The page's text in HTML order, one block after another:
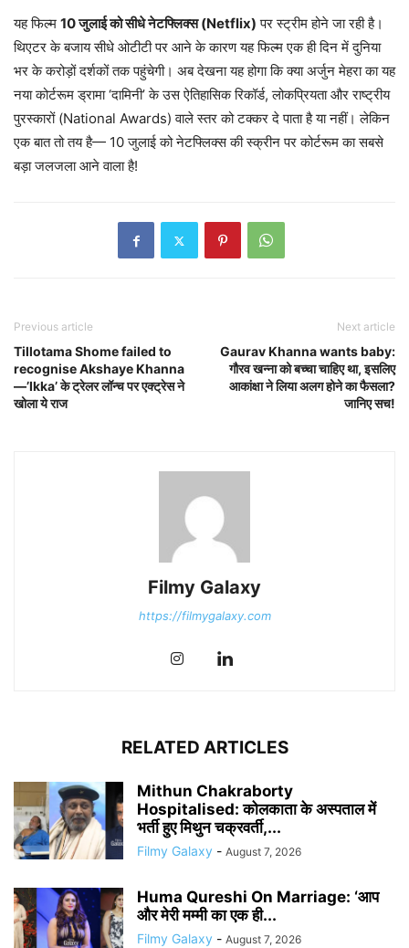
यह फिल्म 10 जुलाई को सीधे नेटफ्लिक्स (Netflix) पर स्ट्रीम होने जा रही है।
थिएटर के बजाय सीधे ओटीटी पर आने के कारण यह फिल्म एक ही दिन में दुनिया
भर के करोड़ों दर्शकों तक पहुंचेगी। अब देखना यह होगा कि क्या अर्जुन मेहरा का यह
नया कोर्टरूम ड्रामा ‘दामिनी’ के उस ऐतिहासिक रिकॉर्ड, लोकप्रियता और राष्ट्रीय
पुरस्कारों (National Awards) वाले स्तर को टक्कर दे पाता है या नहीं। लेकिन
एक बात तो तय है— 10 जुलाई को नेटफ्लिक्स की स्क्रीन पर कोर्टरूम का सबसे
बड़ा जलजला आने वाला है!
Previous article
Tillotama Shome failed to
recognise Akshaye Khanna
—’Ikka’ के ट्रेलर लॉन्च पर एक्ट्रेस ने
खोला ये राज
Next article
Gaurav Khanna wants baby:
गौरव खन्ना को बच्चा चाहिए था, इसलिए
आकांक्षा ने लिया अलग होने का फैसला?
जानिए सच!
Filmy Galaxy
https://filmygalaxy.com
RELATED ARTICLES
Mithun Chakraborty
Hospitalised: कोलकाता के अस्पताल में
भर्ती हुए मिथुन चक्रवर्ती,...
Filmy Galaxy - August 7, 2026
Huma Qureshi On Marriage: ‘आप
और मेरी मम्मी का एक ही...
Filmy Galaxy - August 7, 2026